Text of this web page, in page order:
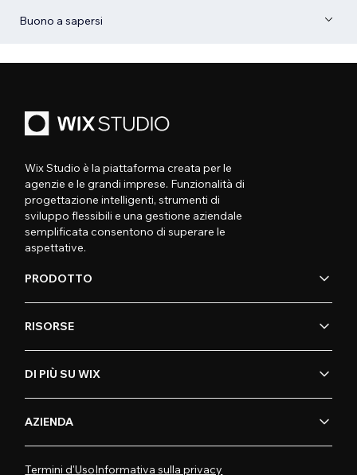
Buono a sapersi
Wix Studio è la piattaforma creata per le
agenzie e le grandi imprese. Funzionalità di
progettazione intelligenti, strumenti di
sviluppo flessibili e una gestione aziendale
semplificata consentono di superare le
aspettative.
PRODOTTO
RISORSE
DI PIÙ SU WIX
AZIENDA
Termini d'UsoInformativa sulla privacy